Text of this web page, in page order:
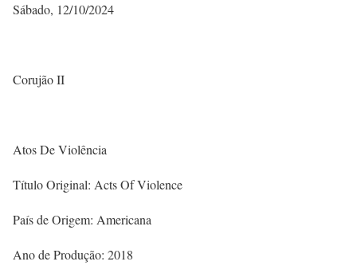
Sábado, 12/10/2024
Corujão II
Atos De Violência
Título Original: Acts Of Violence
País de Origem: Americana
Ano de Produção: 2018